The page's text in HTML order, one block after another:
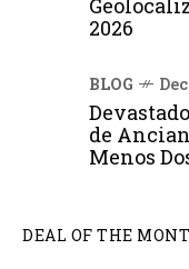
2026
BLOG
de
Menos
DEAL OF THE